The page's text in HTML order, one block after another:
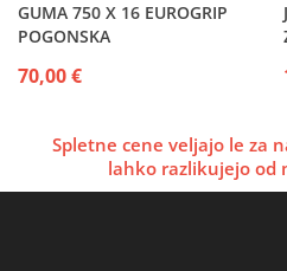
GUMA 750 X 16 EUROGRIP
POGONSKA
70,00 €
Spletne cene veljajo le za
lahko razlikujejo od